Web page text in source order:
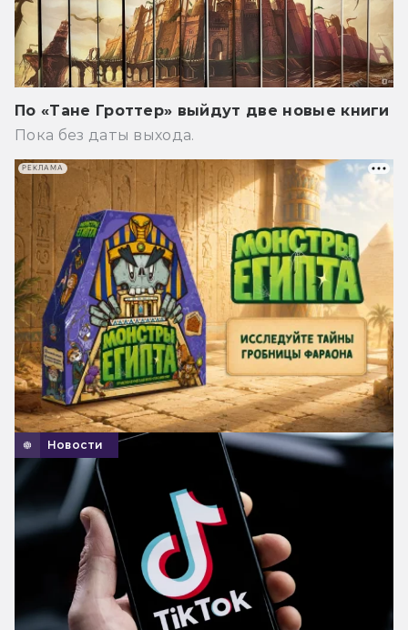
По «Тане Гроттер» выйдут две новые книги
Пока без даты выхода.
Новости
РЕКЛАМА